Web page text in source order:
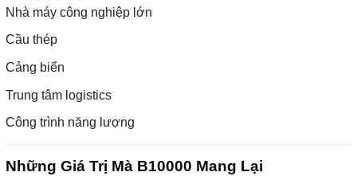
Nhà máy công nghiệp lớn
Cầu thép
Cảng biển
Trung tâm logistics
Công trình năng lượng
Những Giá Trị Mà B10000 Mang Lại